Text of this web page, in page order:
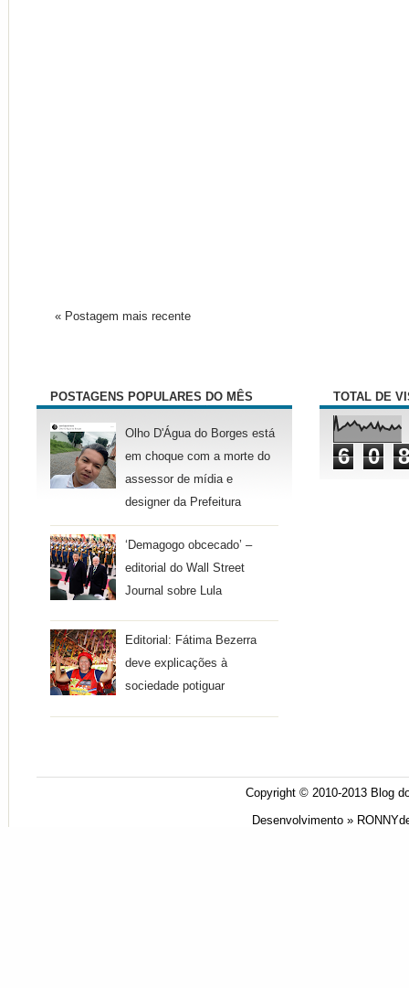
« Postagem mais recente
POSTAGENS POPULARES DO MÊS
Olho D'Água do Borges está
em choque com a morte do
assessor de mídia e
designer da Prefeitura
‘Demagogo obcecado’ –
editorial do Wall Street
Journal sobre Lula
Editorial: Fátima Bezerra
deve explicações à
sociedade potiguar
TOTAL DE
6 0 8
Copyright © 2010-2013 Blog
Desenvolvimento »